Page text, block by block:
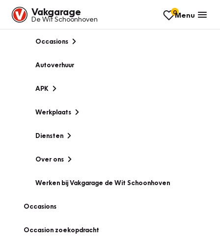
Vakgarage
De Wit Schoonhoven
0Menu
Occasions
Autoverhuur
APK
Werkplaats
Diensten
Over ons
Werken bij Vakgarage de Wit Schoonhoven
Occasions
Occasion zoekopdracht